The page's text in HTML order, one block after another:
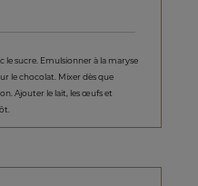
le sucre. Emulsionner à la maryse
le chocolat. Mixer dès que
Ajouter le lait, les œufs et